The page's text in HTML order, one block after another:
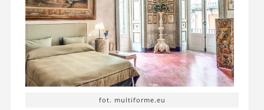
fot. multiforme.eu